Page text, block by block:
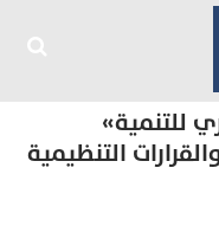
للتنمية»
التنظيمية